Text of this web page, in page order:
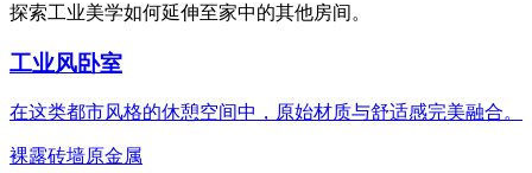
探索工业美学如何延伸至家中的其他房间。
工业风卧室
在这类都市风格的休憩空间中，原始材质与舒适感完美融合。
裸露砖墙原金属